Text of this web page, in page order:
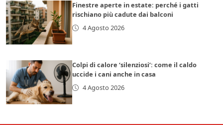
Finestre aperte in estate: perché i gatti
rischiano più cadute dai balconi
4 Agosto 2026
Colpi di calore ‘silenziosi’: come il caldo
uccide i cani anche in casa
4 Agosto 2026